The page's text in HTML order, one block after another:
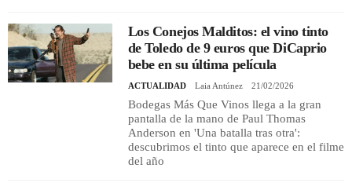
Los Conejos Malditos: el vino tinto
de Toledo de 9 euros que DiCaprio
bebe en su última película
ACTUALIDAD Laia Antúnez 21/02/2026
Bodegas Más Que Vinos llega a la gran
pantalla de la mano de Paul Thomas
Anderson en 'Una batalla tras otra':
descubrimos el tinto que aparece en el filme
del año